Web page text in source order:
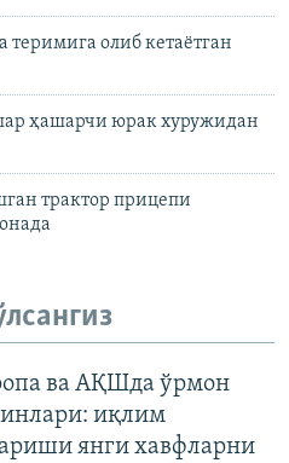
олиб кетаётган
ҳашарчи юрак хуружидан
трактор прицепи
ва АҚШда ўрмон
иқлим
янги хавфларни